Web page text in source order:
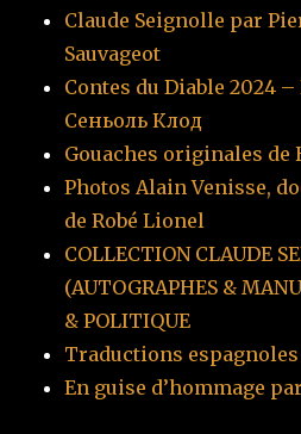
Claude Seignolle par
Sauvageot
Contes du Diable 2024
Сеньоль Клод
Gouaches originales de
Photos Alain Venisse,
de Robé Lionel
COLLECTION CLAUDE
(AUTOGRAPHES &
& POLITIQUE
Traductions espagnoles
En guise d’hommage